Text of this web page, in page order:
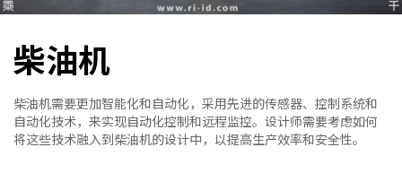
价
新
闻关柴油机
柴油机需要更加智能化和自动化，采用先进的传感器、控制系统和
自动化技术，来实现自动化控制和远程监控。设计师需要考虑如何
将这些技术融入到柴油机的设计中，以提高生产效率和安全性。